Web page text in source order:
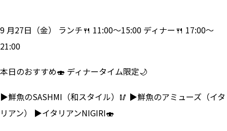
9 月27日（金） ランチ🍴 11:00～15:00 ディナー🍴 17:00～
21:00
本日のおすすめ🍣 ディナータイム限定🌙
▶鮮魚のSASHMI（和スタイル）🥢 ▶鮮魚のアミューズ（イタ
リアン） ▶イタリアンNIGIRI🍣